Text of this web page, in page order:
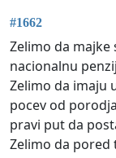
#1662
Zelimo da majke
nacionalnu
Zelimo da imaju
pocev od
pravi put da
Zelimo da